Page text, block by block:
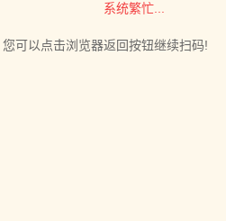
系统繁忙...
您可以点击浏览器返回按钮继续扫码!